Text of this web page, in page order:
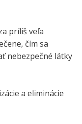
príliš veľa
čím sa
nebezpečné látky
a eliminácie